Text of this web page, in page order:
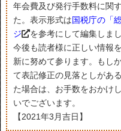
年会費及び発行手数料に関
た。表示形式は国税庁の「
ジ
を参考にして編集しまし
今後も読者様に正しい情報
新に努めて参ります。もし
て表記修正の見落としがあ
た場合は、お手数をおかけ
いでございます。
【2021年3月吉日】